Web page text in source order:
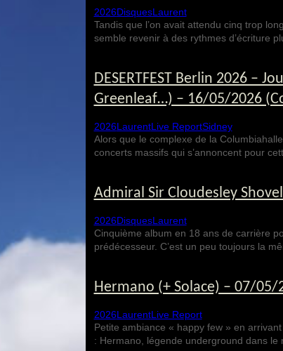
2026DisquesLaurent
Tandis que l’on avait attendu cinq trop
semble revenir à des rythmes d’écriture
DESERTFEST Berlin 2026 –
Greenleaf…) – 16/05/2026
2026LaurentLive ReportSidney
Alors que le complexe de la
concerts massifs qui s’annoncent pour
Admiral Sir Cloudesley
2026DisquesLaurent
Cinquième album en 18 ans de carrière
prédécesseur. C’est un peu toujours la
Hermano (+ Solace) – 07/
2026LaurentLive Report
Petite ambiance « happy few » en
: Hermano, légende underground dans le